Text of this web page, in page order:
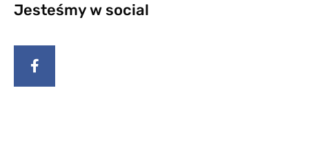
Jesteśmy w social